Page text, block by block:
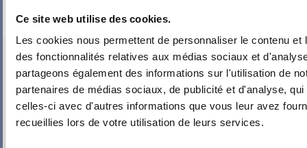
Ce site web utilise des cookies.
Les cookies nous permettent de personnaliser le contenu et
des fonctionnalités relatives aux médias sociaux et
partageons également des informations sur l'utilisation de
partenaires de médias sociaux, de publicité et d'analyse,
celles-ci avec d'autres informations que vous leur avez
recueillies lors de votre utilisation de leurs services.
PIEUVRE PRO-FIL PERSONNALISÉE : CHAMBRE DRESSING